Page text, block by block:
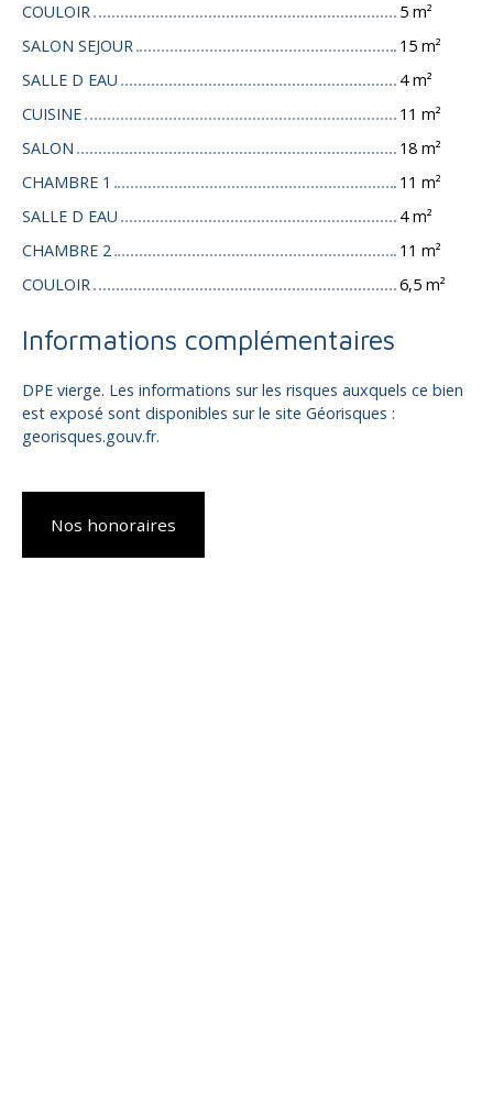
COULOIR
5 m²
SALON SEJOUR
15 m²
SALLE D EAU
4 m²
CUISINE
11 m²
SALON
18 m²
CHAMBRE 1
11 m²
SALLE D EAU
4 m²
CHAMBRE 2
11 m²
COULOIR
6,5 m²
Informations complémentaires
DPE vierge. Les informations sur les risques auxquels ce bien
est exposé sont disponibles sur le site Géorisques :
georisques.gouv.fr.
Nos honoraires